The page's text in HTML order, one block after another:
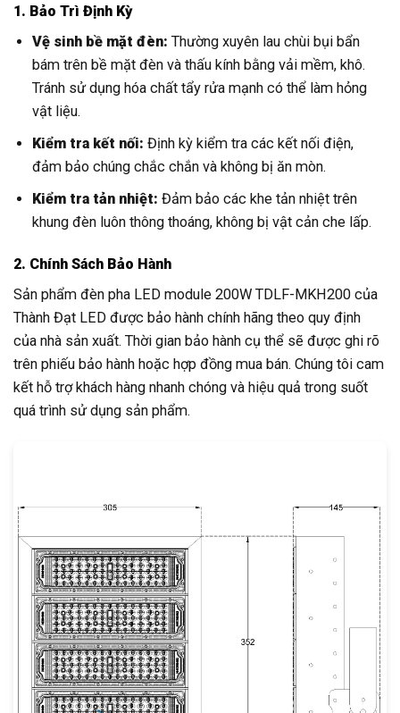
1. Bảo Trì Định Kỳ
Vệ sinh bề mặt đèn: Thường xuyên lau chùi bụi bẩn
bám trên bề mặt đèn và thấu kính bằng vải mềm, khô.
Tránh sử dụng hóa chất tẩy rửa mạnh có thể làm hỏng
vật liệu.
Kiểm tra kết nối: Định kỳ kiểm tra các kết nối điện,
đảm bảo chúng chắc chắn và không bị ăn mòn.
Kiểm tra tản nhiệt: Đảm bảo các khe tản nhiệt trên
khung đèn luôn thông thoáng, không bị vật cản che lấp.
2. Chính Sách Bảo Hành
Sản phẩm đèn pha LED module 200W TDLF-MKH200 của
Thành Đạt LED được bảo hành chính hãng theo quy định
của nhà sản xuất. Thời gian bảo hành cụ thể sẽ được ghi rõ
trên phiếu bảo hành hoặc hợp đồng mua bán. Chúng tôi cam
kết hỗ trợ khách hàng nhanh chóng và hiệu quả trong suốt
quá trình sử dụng sản phẩm.